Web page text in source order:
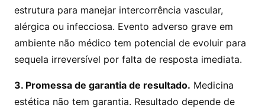
estrutura para manejar intercorrência vascular,
alérgica ou infecciosa. Evento adverso grave em
ambiente não médico tem potencial de evoluir para
sequela irreversível por falta de resposta imediata.
3. Promessa de garantia de resultado. Medicina
estética não tem garantia. Resultado depende de